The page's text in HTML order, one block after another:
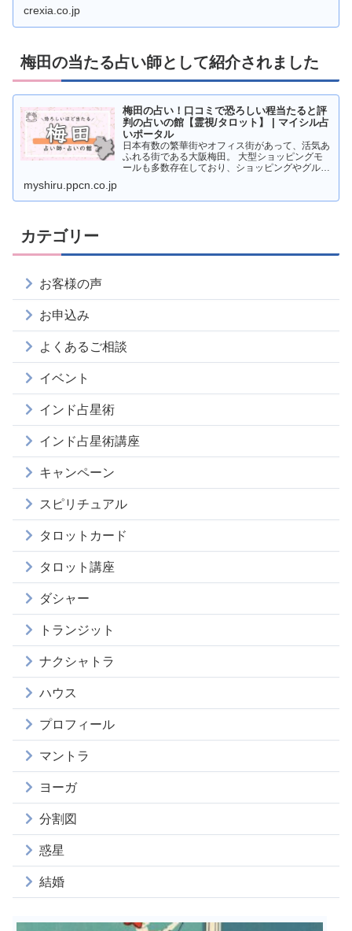
crexia.co.jp
梅田の当たる占い師として紹介されました
梅田の占い！口コミで恐ろしい程当たると評
判の占いの館【霊視/タロット】 | マイシル占
いポータル
日本有数の繁華街やオフィス街があって、活気あ
ふれる街である大阪梅田。 大型ショッピングモ
ールも多数存在しており、ショッピングやグルメ
すか？ そこで本記事
myshiru.ppcn.co.jp
カテゴリー
お客様の声
お申込み
よくあるご相談
イベント
インド占星術
インド占星術講座
キャンペーン
スピリチュアル
タロットカード
タロット講座
ダシャー
トランジット
ナクシャトラ
ハウス
プロフィール
マントラ
ヨーガ
分割図
惑星
結婚